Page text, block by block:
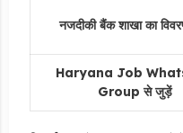
नजदीकी बैंक शाखा का
Haryana Job
Group से जुड़ें